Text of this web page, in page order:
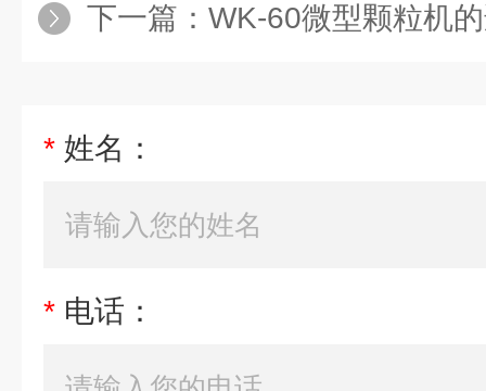
下一篇： WK-60微型颗粒机
* 姓名：
* 电话：